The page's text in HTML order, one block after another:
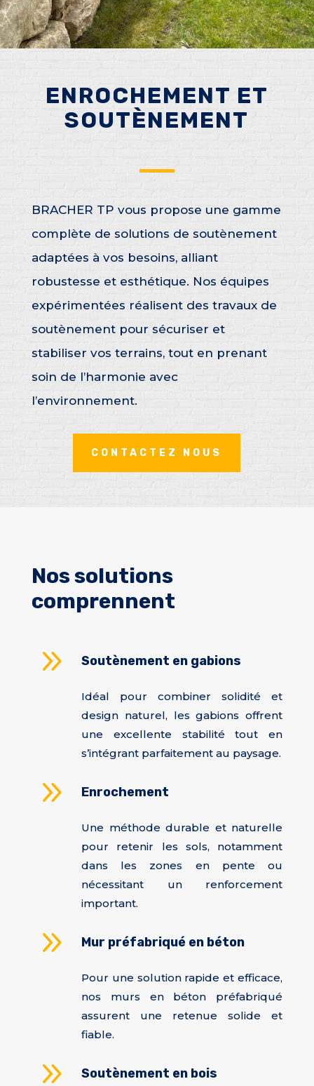
ENROCHEMENT ET
SOUTÈNEMENT
BRACHER TP vous propose une gamme
complète de solutions de soutènement
adaptées à vos besoins, alliant
robustesse et esthétique. Nos équipes
expérimentées réalisent des travaux de
soutènement pour sécuriser et
stabiliser vos terrains, tout en prenant
soin de l’harmonie avec
l’environnement.
CONTACTEZ NOUS
Nos solutions
comprennent
9 Soutènement en gabions
Idéal pour combiner solidité et
design naturel, les gabions offrent
une excellente stabilité tout en
s’intégrant parfaitement au paysage.
9 Enrochement
Une méthode durable et naturelle
pour retenir les sols, notamment
dans les zones en pente ou
nécessitant un renforcement
important.
9 Mur préfabriqué en béton
Pour une solution rapide et efficace,
nos murs en béton préfabriqué
assurent une retenue solide et
fiable.
9 Soutènement en bois